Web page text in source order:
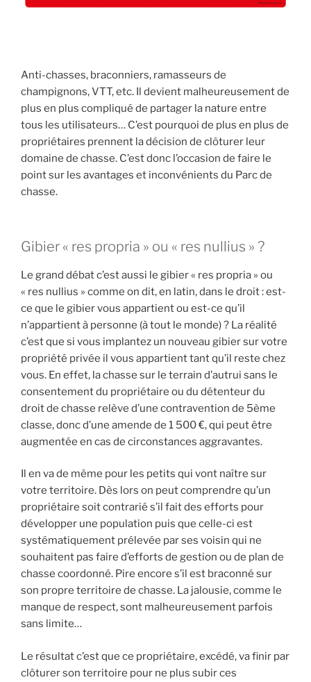
l
e
c
o
n
n
a
u
r
a
i
m
e
n
t
?
»
Anti-chasses, braconniers, ramasseurs de
champignons, VTT, etc. Il devient malheureusement de
plus en plus compliqué de partager la nature entre
tous les utilisateurs… C’est pourquoi de plus en plus de
propriétaires prennent la décision de clôturer leur
domaine de chasse. C’est donc l’occasion de faire le
point sur les avantages et inconvénients du Parc de
chasse.
Gibier « res propria » ou « res nullius » ?
Le grand débat c’est aussi le gibier « res propria » ou
« res nullius » comme on dit, en latin, dans le droit : est-
ce que le gibier vous appartient ou est-ce qu’il
n’appartient à personne (à tout le monde) ? La réalité
c’est que si vous implantez un nouveau gibier sur votre
propriété privée il vous appartient tant qu’il reste chez
vous. En effet, la chasse sur le terrain d’autrui sans le
consentement du propriétaire ou du détenteur du
droit de chasse relève d’une contravention de 5ème
classe, donc d’une amende de 1 500 €, qui peut être
augmentée en cas de circonstances aggravantes.
Il en va de même pour les petits qui vont naître sur
votre territoire. Dès lors on peut comprendre qu’un
propriétaire soit contrarié s’il fait des efforts pour
développer une population puis que celle-ci est
systématiquement prélevée par ses voisin qui ne
souhaitent pas faire d’efforts de gestion ou de plan de
chasse coordonné. Pire encore s’il est braconné sur
son propre territoire de chasse. La jalousie, comme le
manque de respect, sont malheureusement parfois
sans limite…
Le résultat c’est que ce propriétaire, excédé, va finir par
clôturer son territoire pour ne plus subir ces